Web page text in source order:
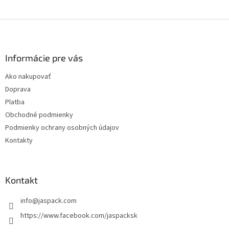
Informácie pre vás
Ako nakupovať
Doprava
Platba
Obchodné podmienky
Podmienky ochrany osobných údajov
Kontakty
Kontakt
info@jaspack.com
https://www.facebook.com/jaspacksk